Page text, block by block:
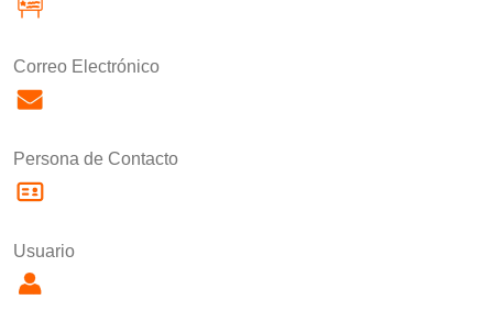
Correo Electrónico
Persona de Contacto
Usuario